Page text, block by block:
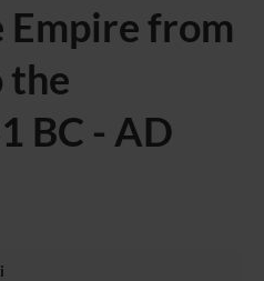
from
the
BC - AD